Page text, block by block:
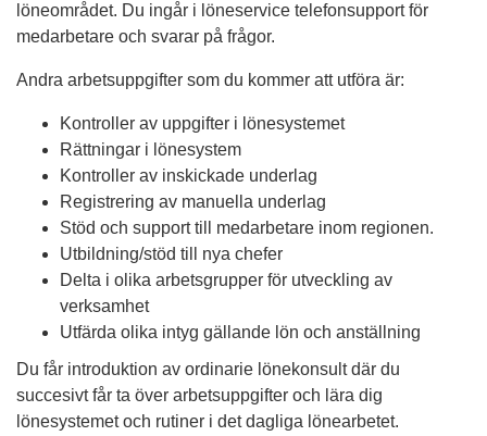
löneområdet. Du ingår i löneservice telefonsupport för
medarbetare och svarar på frågor.
Andra arbetsuppgifter som du kommer att utföra är:
Kontroller av uppgifter i lönesystemet
Rättningar i lönesystem
Kontroller av inskickade underlag
Registrering av manuella underlag
Stöd och support till medarbetare inom regionen.
Utbildning/stöd till nya chefer
Delta i olika arbetsgrupper för utveckling av
verksamhet
Utfärda olika intyg gällande lön och anställning
Du får introduktion av ordinarie lönekonsult där du
succesivt får ta över arbetsuppgifter och lära dig
lönesystemet och rutiner i det dagliga lönearbetet.